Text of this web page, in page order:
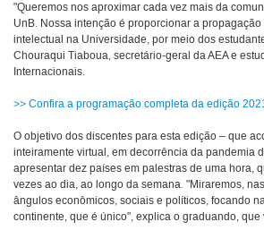
"Queremos nos aproximar cada vez mais da
UnB. Nossa intenção é proporcionar a
intelectual na Universidade, por meio dos
Chouraqui Tiaboua, secretário-geral da AEA e
Internacionais.
>> Confira a programação completa da edição
O objetivo dos discentes para esta edição – que
inteiramente virtual, em decorrência da pandemia
apresentar dez países em palestras de uma hora,
vezes ao dia, ao longo da semana. "Miraremos,
ângulos econômicos, sociais e políticos, focando
continente, que é único", explica o graduando, que